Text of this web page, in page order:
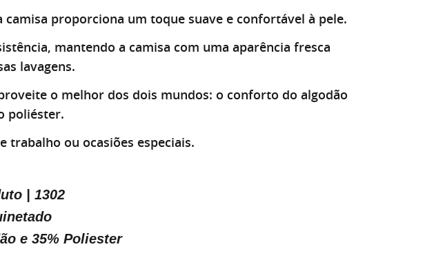
proporciona um toque suave e confortável à pele.
mantendo a camisa com uma aparência fresca
lavagens.
o melhor dos dois mundos: o conforto do algodão
poliéster.
trabalho ou ocasiões especiais.
| 1302
e 35% Poliester